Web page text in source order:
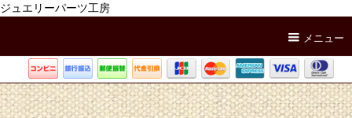
ジュエリーパーツ工房
メニュー